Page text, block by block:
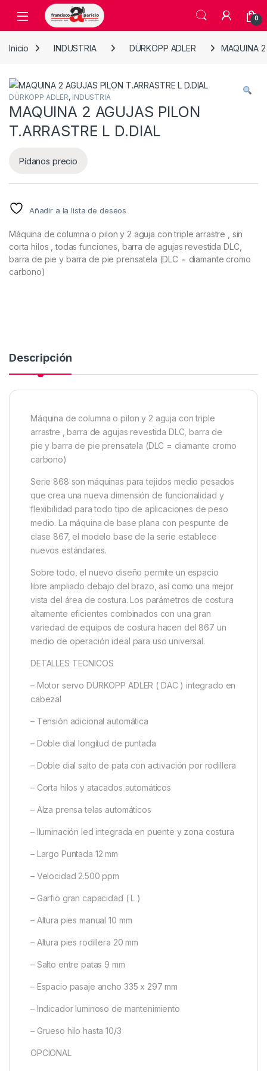
Skip to navigation
Skip to content
Open 0
Inicio INDUSTRIA DÜRKOPP ADLER MAQUINA
DÜRKOPP ADLER, INDUSTRIA
MAQUINA 2 AGUJAS PILON
T.ARRASTRE L D.DIAL
Pídanos precio
Añadir a la lista de deseos
Máquina de columna o pilon y 2 aguja con triple arrastre , sin
corta hilos , todas funciones, barra de agujas revestida DLC,
barra de pie y barra de pie prensatela (DLC = diamante cromo
carbono)
Descripción
Máquina de columna o pilon y 2 aguja con triple
arrastre , barra de agujas revestida DLC, barra de
pie y barra de pie prensatela (DLC = diamante cromo
carbono)
Serie 868 son máquinas para tejidos medio pesados
que crea una nueva dimensión de funcionalidad y
flexibilidad para todo tipo de aplicaciones de peso
medio. La máquina de base plana con pespunte de
clase 867, el modelo base de la serie establece
nuevos estándares.
Sobre todo, el nuevo diseño permite un espacio
libre ampliado debajo del brazo, así como una mejor
vista del área de costura. Los parámetros de costura
altamente eficientes combinados con una gran
variedad de equipos de costura hacen del 867 un
medio de operación ideal para uso universal.
DETALLES TECNICOS
– Motor servo DURKOPP ADLER ( DAC ) integrado en
cabezal
– Tensión adicional automática
– Doble dial longitud de puntada
– Doble dial salto de pata con activación por rodillera
– Corta hilos y atacados automáticos
– Alza prensa telas automáticos
– Iluminación led integrada en puente y zona costura
– Largo Puntada 12 mm
– Velocidad 2.500 ppm
– Garfio gran capacidad ( L )
– Altura pies manual 10 mm
– Altura pies rodillera 20 mm
– Salto entre patas 9 mm
– Espacio pasaje ancho 335 x 297 mm
– Indicador luminoso de mantenimiento
– Grueso hilo hasta 10/3
OPCIONAL